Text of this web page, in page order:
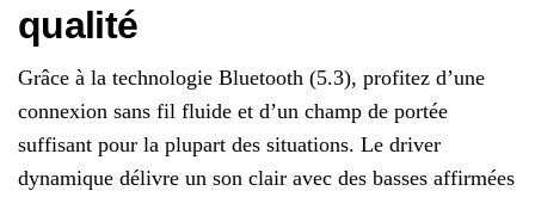
qualité
Grâce à la technologie Bluetooth (5.3), profitez d’une
connexion sans fil fluide et d’un champ de portée
suffisant pour la plupart des situations. Le driver
dynamique délivre un son clair avec des basses affirmées